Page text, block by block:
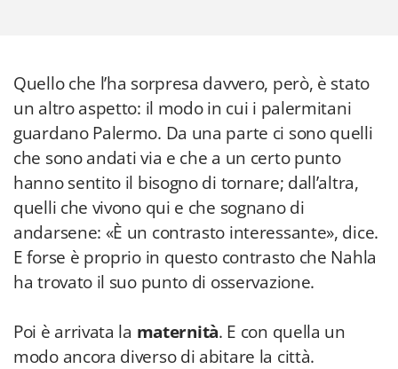
Quello che l’ha sorpresa davvero, però, è stato
un altro aspetto: il modo in cui i palermitani
guardano Palermo. Da una parte ci sono quelli
che sono andati via e che a un certo punto
hanno sentito il bisogno di tornare; dall’altra,
quelli che vivono qui e che sognano di
andarsene: «È un contrasto interessante», dice.
E forse è proprio in questo contrasto che Nahla
ha trovato il suo punto di osservazione.
Poi è arrivata la maternità. E con quella un
modo ancora diverso di abitare la città.